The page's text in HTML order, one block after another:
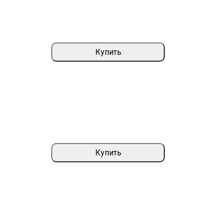
Купить
Купить